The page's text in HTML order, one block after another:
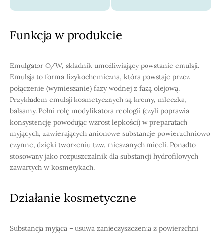
Funkcja w produkcie
Emulgator O/W, składnik umożliwiający powstanie emulsji.
Emulsja to forma fizykochemiczna, która powstaje przez
połączenie (wymieszanie) fazy wodnej z fazą olejową.
Przykładem emulsji kosmetycznych są kremy, mleczka,
balsamy. Pełni rolę modyfikatora reologii (czyli poprawia
konsystencję powodując wzrost lepkości) w preparatach
myjących, zawierających anionowe substancje powierzchniowo
czynne, dzięki tworzeniu tzw. mieszanych miceli. Ponadto
stosowany jako rozpuszczalnik dla substancji hydrofilowych
zawartych w kosmetykach.
Działanie kosmetyczne
Substancja myjąca – usuwa zanieczyszczenia z powierzchni